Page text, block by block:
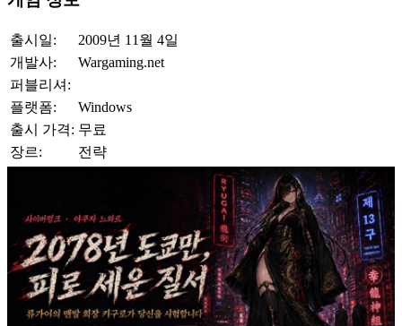
출시일:
2009년 11월 4일
개발사:
Wargaming.net
퍼블리셔:
플랫폼:
Windows
출시 가격: 무료
장르:
전략